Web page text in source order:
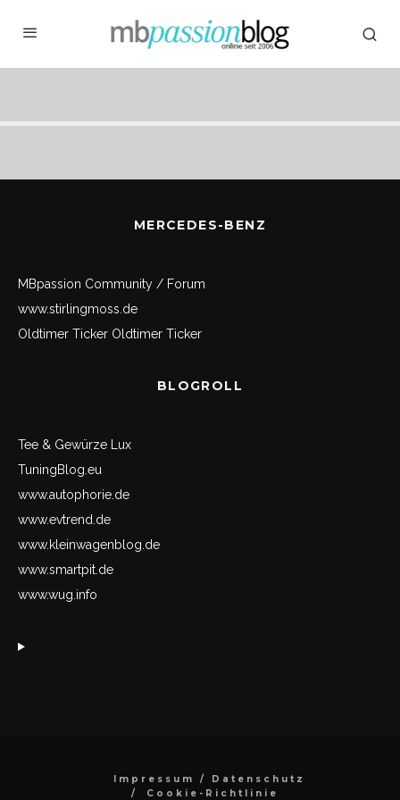
MERCEDES-BENZ
MBpassion Community / Forum
www.stirlingmoss.de
Oldtimer Ticker Oldtimer Ticker
BLOGROLL
Tee & Gewürze Lux
TuningBlog.eu
www.autophorie.de
www.evtrend.de
www.kleinwagenblog.de
www.smartpit.de
www.wug.info
Impressum / Datenschutz
Cookie-Richtlinie